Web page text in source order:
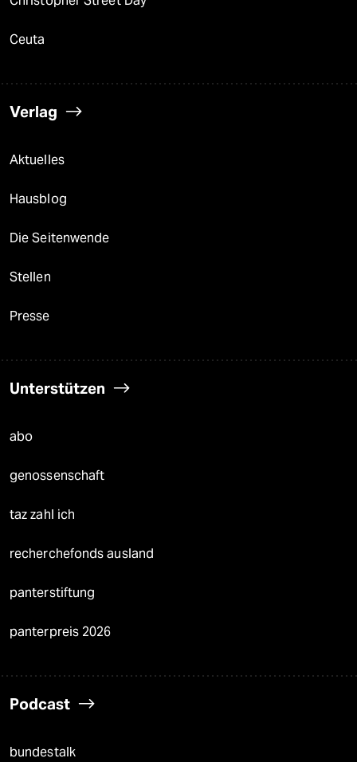
Ceuta
Verlag
Aktuelles
Hausblog
Die Seitenwende
Stellen
Presse
Unterstützen
abo
genossenschaft
taz zahl ich
recherchefonds ausland
panterstiftung
panterpreis 2026
Podcast
bundestalk